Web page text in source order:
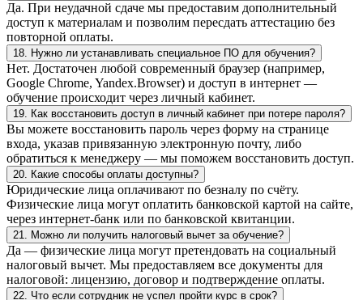
Да. При неудачной сдаче мы предоставим дополнительный
доступ к материалам и позволим пересдать аттестацию без
повторной оплаты.
18. Нужно ли устанавливать специальное ПО для обучения?
Нет. Достаточен любой современный браузер (например,
Google Chrome, Yandex.Browser) и доступ в интернет —
обучение происходит через личный кабинет.
19. Как восстановить доступ в личный кабинет при потере пароля?
Вы можете восстановить пароль через форму на странице
входа, указав привязанную электронную почту, либо
обратиться к менеджеру — мы поможем восстановить доступ.
20. Какие способы оплаты доступны?
Юридические лица оплачивают по безналу по счёту.
Физические лица могут оплатить банковской картой на сайте,
через интернет-банк или по банковской квитанции.
21. Можно ли получить налоговый вычет за обучение?
Да — физические лица могут претендовать на социальный
налоговый вычет. Мы предоставляем все документы для
налоговой: лицензию, договор и подтверждение оплаты.
22. Что если сотрудник не успел пройти курс в срок?